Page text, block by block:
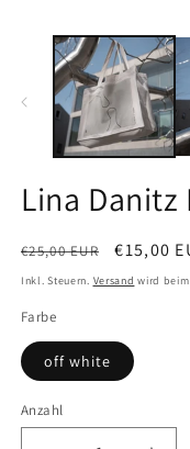
Lina
Normaler
Preis
€25,00 EUR €15,00
Inkl. Steuern. Versand wird
Farbe
off white
Anzahl